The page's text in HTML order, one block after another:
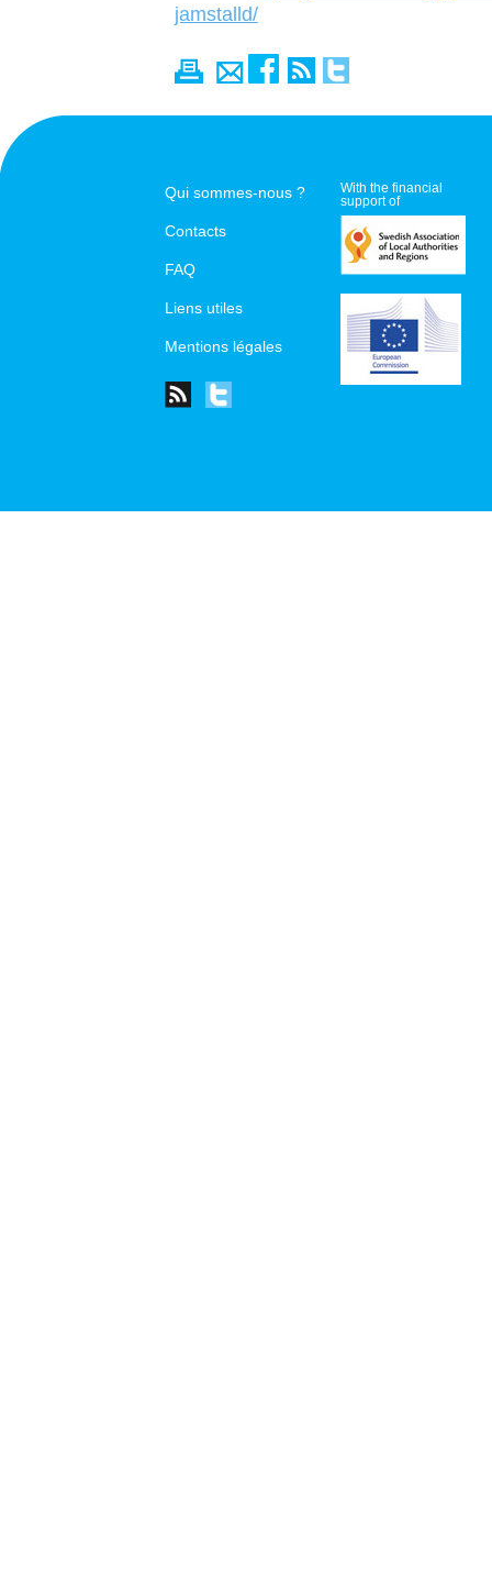
jamstalld/
Qui sommes-nous ?
Contacts
FAQ
Liens utiles
Mentions légales
With the financial
support of